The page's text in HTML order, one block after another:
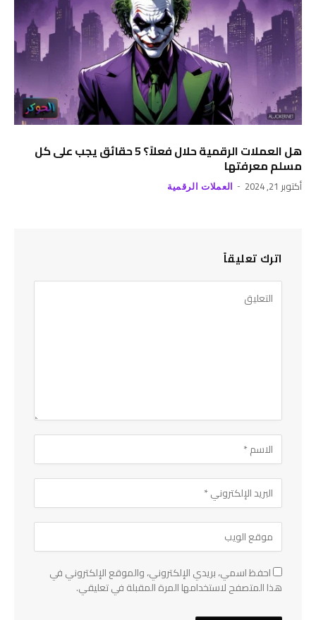
هل العملات الرقمية حلال فعلاً؟ 5 حقائق يجب على كل
مسلم معرفتها
أكتوبر 21, 2024 العملات الرقمية
اترك تعليقاً
احفظ اسمي، بريدي الإلكتروني، والموقع الإلكتروني في
هذا المتصفح لاستخدامها المرة المقبلة في تعليقي.